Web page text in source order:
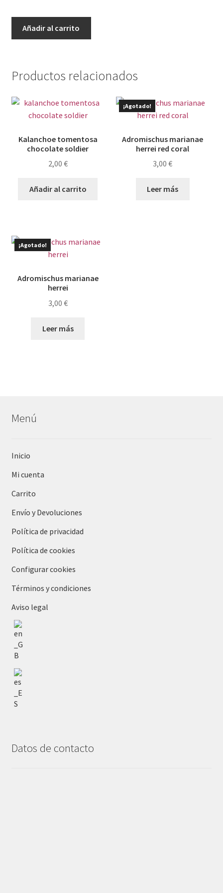
Añadir al carrito
Productos relacionados
Kalanchoe tomentosa
chocolate soldier
2,00 €
Añadir al carrito
¡Agotado!
Adromischus marianae
herrei red coral
3,00€
Leer más
¡Agotado!
Adromischus marianae
herrei
3,00 €
Leer más
Menú
Inicio
Mi cuenta
Carrito
Envío y Devoluciones
Política de privacidad
Política de cookies
Configurar cookies
Términos y condiciones
Aviso legal
Datos de contacto